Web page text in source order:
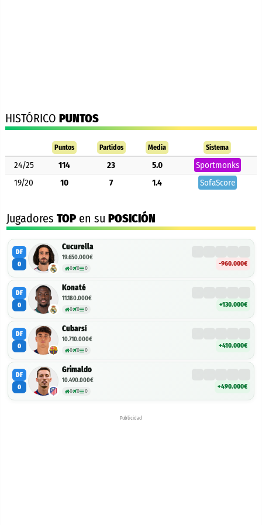
HISTÓRICO PUNTOS
Puntos Partidos Media Sistema
24/25 114 23 5.0
Sportmonks
19/20
10 7 1.4 SofaScore
Jugadores TOP en su POSICIÓN
DF
0
Cucurella
19.650.000€
0 0 0
-960.000€
DF
0
Konaté
11.180.000€
0 0 0
+130.000€
DF
0
Cubarsí
10.710.000€
0 0 0
+410.000€
DF
0
Grimaldo
10.490.000€
0 0 0
+490.000€
Publicidad